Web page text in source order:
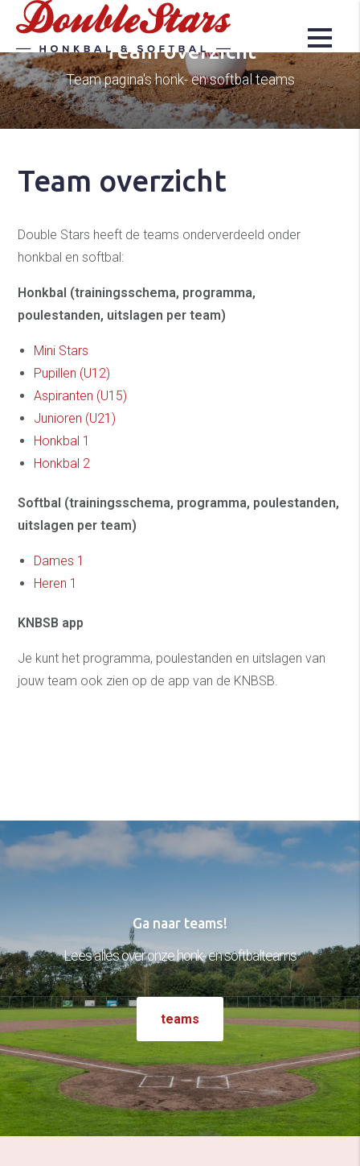
Team overzicht
Team pagina's honk- en softbal teams
Team overzicht
Double Stars heeft de teams onderverdeeld onder
honkbal en softbal:
Honkbal (trainingsschema, programma,
poulestanden, uitslagen per team)
Mini Stars
Pupillen (U12)
Aspiranten (U15)
Junioren (U21)
Honkbal 1
Honkbal 2
Softbal (trainingsschema, programma, poulestanden,
uitslagen per team)
Dames 1
Heren 1
KNBSB app
Je kunt het programma, poulestanden en uitslagen van
jouw team ook zien op de app van de KNBSB.
Ga naar teams!
Lees alles over onze honk- en softbalteams
teams